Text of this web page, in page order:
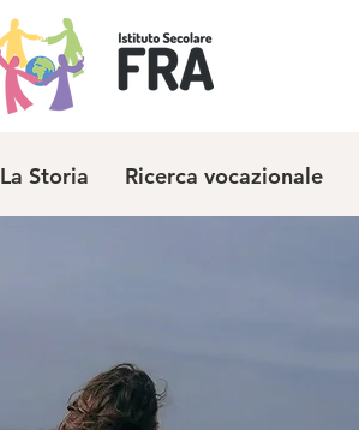
La Storia Ricerca vocazionale